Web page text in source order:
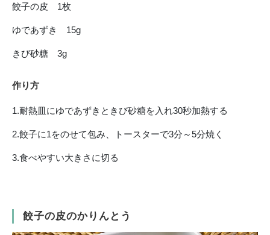
餃子の皮 1枚
ゆであずき 15g
きび砂糖 3g
作り方
1.耐熱皿にゆであずきときび砂糖を入れ30秒加熱する
2.餃子に1をのせて包み、トースターで3分～5分焼く
3.食べやすい大きさに切る
餃子の皮のかりんとう